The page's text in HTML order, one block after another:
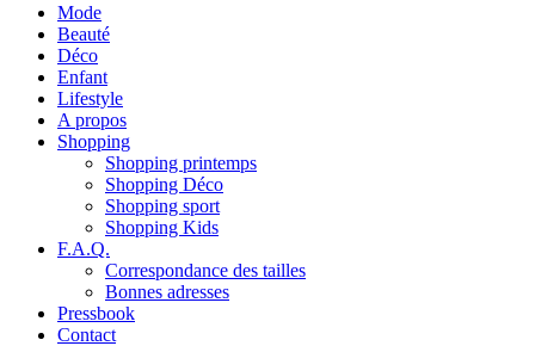
Mode
Beauté
Déco
Enfant
Lifestyle
A propos
Shopping
Shopping printemps
Shopping Déco
Shopping sport
Shopping Kids
F.A.Q.
Correspondance des tailles
Bonnes adresses
Pressbook
Contact